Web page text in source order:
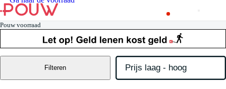
Pouw voorraad
Filteren